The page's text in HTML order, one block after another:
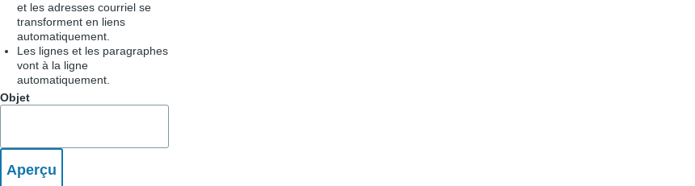
et les adresses courriel se
transforment en liens
automatiquement.
Les lignes et les paragraphes
vont à la ligne
automatiquement.
Objet